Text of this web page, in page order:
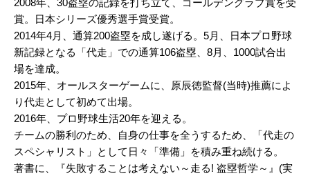
2008年、30盗塁の記録を打ち立て、ゴールデングラブ賞を受
賞。日本シリーズ優秀選手賞受賞。
2014年4月、通算200盗塁を成し遂げる。5月、日本プロ野球
新記録となる「代走」での通算106盗塁、8月、1000試合出
場を達成。
2015年、オールスターゲームに、原辰徳監督(当時)推薦によ
り代走として初めて出場。
2016年、プロ野球生活20年を迎える。
チームの勝利のため、自身の仕事を全うするため、「代走の
スペシャリスト」として日々「準備」を積み重ね続ける。
著書に、『失敗することは考えない～走る! 盗塁哲学～』(実